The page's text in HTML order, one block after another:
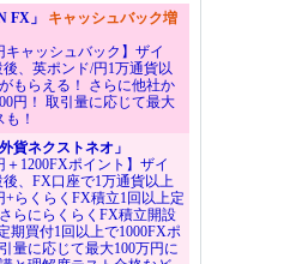
FX」 キャッシュバック増
キャッシュバック】ザイ
、英ポンド/円1万通貨以
もらえる！ さらに他社か
円！ 取引量に応じて最大
！
貨ネクストネオ」
＋1200FXポイント】ザイ
、FX口座で1万通貨以上
+らくらくFX積立1回以上定
らにらくらくFX積立開設
期買付1回以上で1000FXポ
量に応じて最大100万円に